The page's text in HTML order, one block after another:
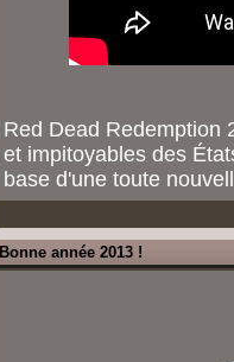
Red Dead Redemption
et impitoyables des
base d'une toute
Bonne année 2013 !